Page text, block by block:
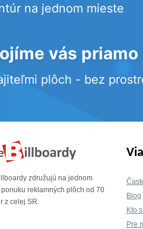
na jednom mieste
vás priamo
plôch - bez
združujú na jednom
reklamných plôch od 70
z celej SR.
Blog
Kto
Pre